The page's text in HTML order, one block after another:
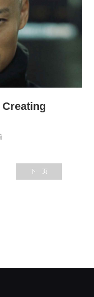
下一页